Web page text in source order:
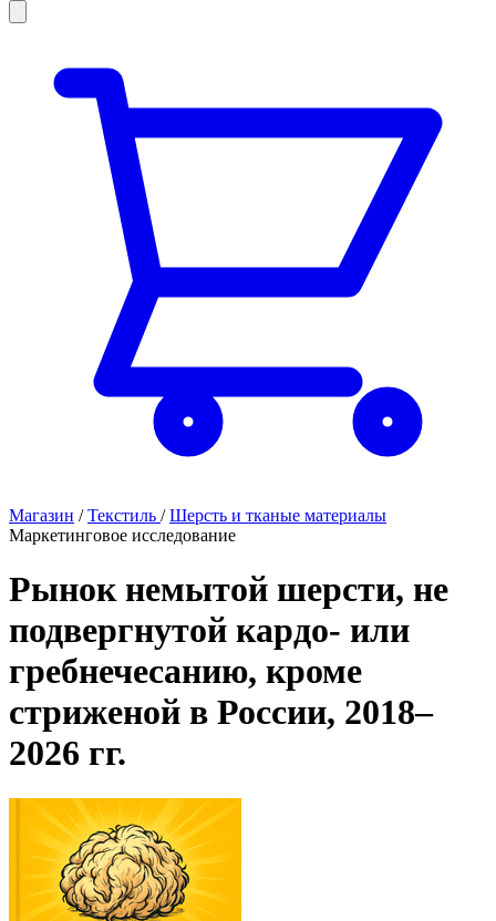
Магазин / Текстиль / Шерсть и тканые материалы
Маркетинговое исследование
Рынок немытой шерсти, не
подвергнутой кардо- или
гребнечесанию, кроме
стриженой в России, 2018–
2026 гг.